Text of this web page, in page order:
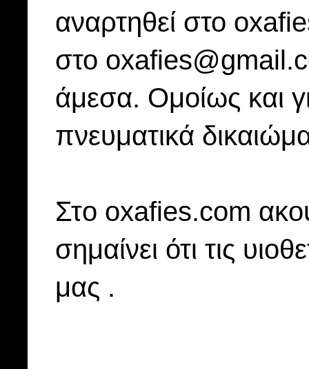
αναρτηθεί στο
στο
άμεσα. Ομοίως και
πνευματικά
Στo oxafies.com
σημαίνει ότι τις
μας .